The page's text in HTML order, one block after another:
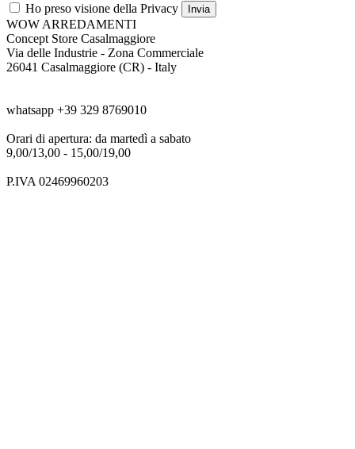
Ho preso visione della Privacy
Invia
WOW ARREDAMENTI
Concept Store Casalmaggiore
Via delle Industrie - Zona Commerciale
26041 Casalmaggiore (CR) - Italy
whatsapp +39 329 8769010
Orari di apertura: da martedì a sabato
9,00/13,00 - 15,00/19,00
P.IVA 02469960203